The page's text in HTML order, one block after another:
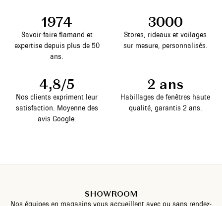
1974
Savoir-faire flamand et
expertise depuis plus de 50
ans.
3000
Stores, rideaux et voilages
sur mesure, personnalisés.
4,8/5
Nos clients expriment leur
satisfaction. Moyenne des
avis Google.
2 ans
Habillages de fenêtres haute
qualité, garantis 2 ans.
SHOWROOM
Nos équipes en magasins vous accueillent avec ou sans rendez-